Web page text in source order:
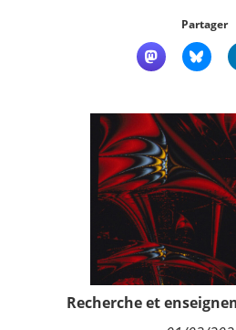
Qui sommes nous ?
Nous suivre
Partager
Recherche et